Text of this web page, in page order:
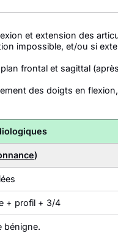
et extension des
impossible, et/ou si
frontal et sagittal
des doigts en
)
+ profil + 3/4
bénigne.